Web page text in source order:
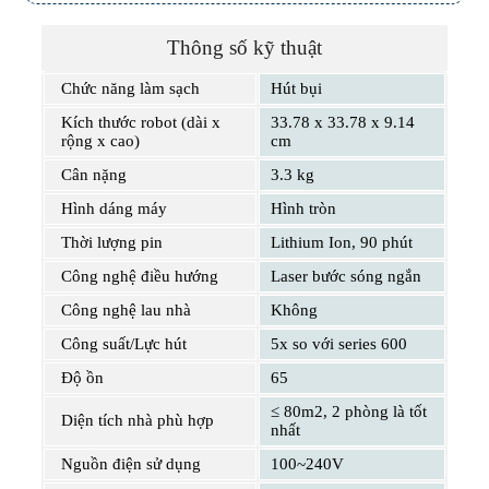
601 Hoàng Liên, TP Lào Cai
Thông số kỹ thuật
Chức năng làm sạch
Hút bụi
Kích thước robot (dài x
rộng x cao)
33.78 x 33.78 x 9.14
cm
Cân nặng
3.3 kg
Hình dáng máy
Hình tròn
Thời lượng pin
Lithium Ion, 90 phút
Công nghệ điều hướng
Laser bước sóng ngắn
Công nghệ lau nhà
Không
Công suất/Lực hút
5x so với series 600
Độ ồn
65
Diện tích nhà phù hợp
≤ 80m2, 2 phòng là tốt
nhất
Nguồn điện sử dụng
100~240V